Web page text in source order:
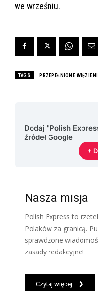
we wrześniu.
TAGS PRZEPEŁNIONE
Dodaj "Polish
źródeł Google
+
Nasza misja
Polish Express to
Polaków za granicą.
sprawdzone
zasady redakcyjne!
Czytaj więcej